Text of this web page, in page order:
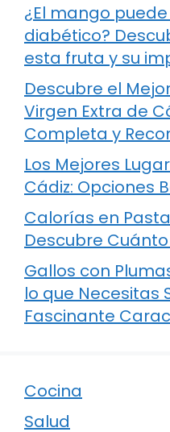
¿El mango
diabético?
esta fruta y su
Descubre el
Virgen Extra de
Completa y
Los Mejores
Cádiz: Opciones
Calorías en
Descubre
Gallos con
lo que Necesitas
Fascinante
Cocina
Salud